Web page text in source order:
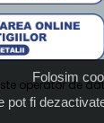
Folosim
pot fi
operator de